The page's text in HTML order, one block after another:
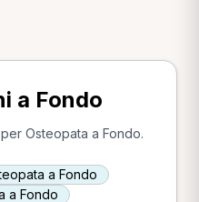
a Fondo
Osteopata a Fondo.
a Fondo
a Fondo